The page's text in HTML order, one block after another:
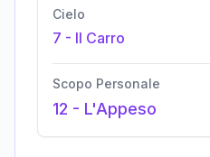
Cielo
7 - Il Carro
Scopo Personale
12 - L'Appeso